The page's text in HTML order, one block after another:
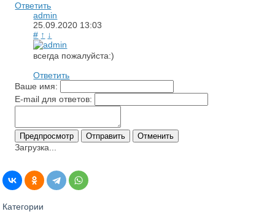
Ответить
admin
25.09.2020 13:03
# ↑ ↓
всегда пожалуйста:)
Ответить
Ваше имя:
E-mail для ответов:
Загрузка...
Категории